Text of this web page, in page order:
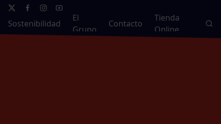
Sostenibilidad
El
Grupo
Contacto
Tienda
Online